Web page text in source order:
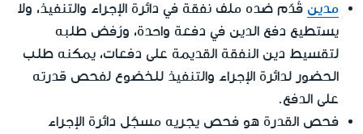
مدين قُدّم ضده ملف نفقة في دائرة الإجراء والتنفيذ، ولا
يستطيع دفع الدين في دفعة واحدة، ورُفض طلبه
لتقسيط دين النفقة القديمة على دفعات، يمكنه طلب
الحضور لدائرة الإجراء والتنفيذ للخضوع لفحص قدرته
على الدفع.
فحص القدرة هو فحص يجريه مسجّل دائرة الإجراء